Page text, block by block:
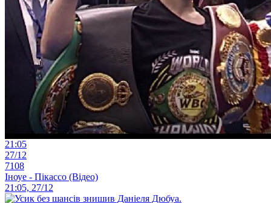
21:05
27/12
7108
Іноуе - Пікассо (Відео)
21:05, 27/12